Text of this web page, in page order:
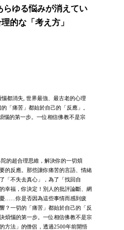
らゆる悩みが消えてい
的な「考え方」
都消失, 世界最強、最古老的心理
「痛苦」都始於自己的「反應」。
惱的第一步。一位相信佛教不是宗
的超合理思維，解決你的一切煩
的反應。那些讓你痛苦的言語、情緒
「不失去真心」，為了「找回自
幸福，你決定！別人的批評論斷、網
……你是否因為這些事情而感到疲
？一切的「痛苦」都始於自己的「反
煩惱的第一步。一位相信佛教不是宗
方法」的僧侶，透過2500年前開悟